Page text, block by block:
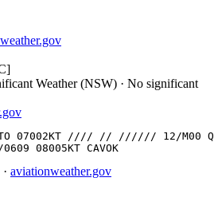
Weather (NSW) · No significant
AUTO 07002KT //// // ////// 12/M00
08005KT CAVOK
· aviationweather.gov